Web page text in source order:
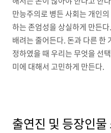
만능주의로 병든 사회는 개인
하는 존엄성을 상실하게 만든
배려는 줄어든다. 돈과 다른 한
정하였을 때 우리는 무엇을 선
미에 대해서 고민하게 만든다.
출연진 및 등장인물